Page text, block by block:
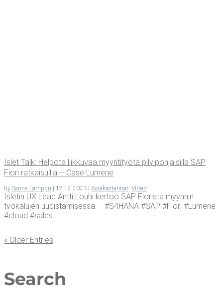
Islet Talk: Hel­po­ta liik­ku­vaa myyn­ti­työ­tä pil­vi­poh­jai­sil­la SAP
Fio­ri rat­kai­suil­la — Case Lumene
by Sanna Lamppu 12.12.2023 Asiakastarinat, Videot
Isletin UX Lead Antti Louhi kertoo SAP Fiorista myynnin
työkalujen uudistamisessa. #S4HANA #SAP #Fiori #Lumene
#cloud #sales...
« Older Entries
Search